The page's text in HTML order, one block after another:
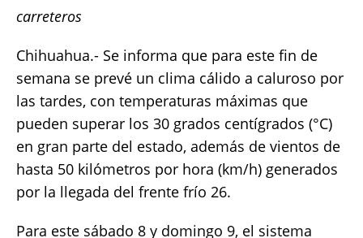
e
b
o
o
k
te
r A
p
p
Li
n
k
carreteros
Chihuahua.- Se informa que para este fin de
semana se prevé un clima cálido a caluroso por
las tardes, con temperaturas máximas que
pueden superar los 30 grados centígrados (°C)
en gran parte del estado, además de vientos de
hasta 50 kilómetros por hora (km/h) generados
por la llegada del frente frío 26.
Para este sábado 8 y domingo 9, el sistema